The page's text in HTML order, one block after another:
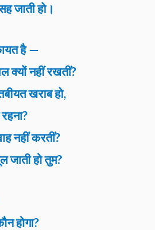
जाती हो।
है —
क्यों नहीं रखतीं?
खराब हो,
नहीं करतीं?
जाती हो तुम?
होगा?